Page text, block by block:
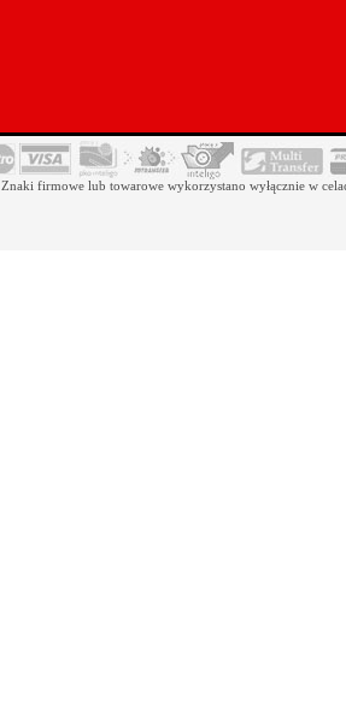
Znaki firmowe lub towarowe wykorzystano wyłącznie w